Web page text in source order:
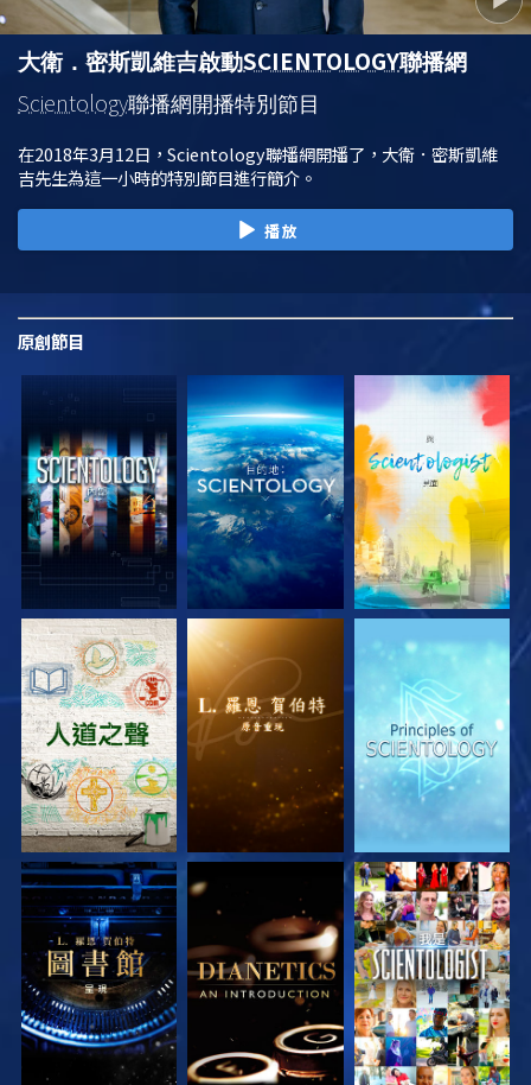
大衛．密斯凱維吉啟動SCIENTOLOGY聯播網
Scientology聯播網開播特別節目
在2018年3月12日，Scientology聯播網開播了，大衛．密斯凱維
吉先生為這一小時的特別節目進行簡介。
播放
原創節目
探索系列節目 探索系列節目 探索系列節目
探索系列節目 探索系列節目 觀看